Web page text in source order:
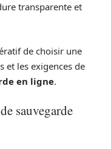
transparente et
de choisir une
et les exigences de
en ligne.
sauvegarde